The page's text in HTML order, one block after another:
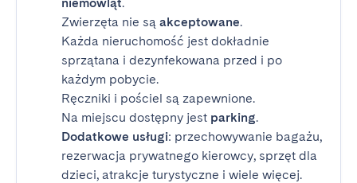
Zwierzęta nie są akceptowane.
Każda nieruchomość jest dokładnie
sprzątana i dezynfekowana przed i po
każdym pobycie.
Ręczniki i pościel są zapewnione.
Na miejscu dostępny jest parking.
Dodatkowe usługi: przechowywanie bagażu,
rezerwacja prywatnego kierowcy, sprzęt dla
dzieci, atrakcje turystyczne i wiele więcej.